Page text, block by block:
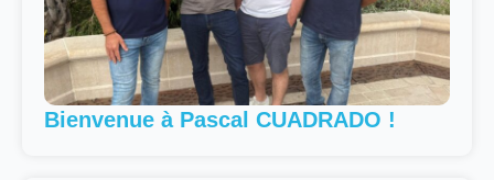
Bienvenue à Pascal CUADRADO !